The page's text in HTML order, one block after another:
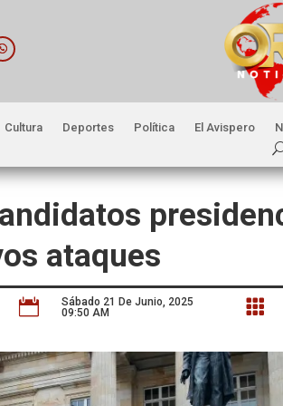
Cultura Deportes Política El Avispero
ataques

Sábado 21 De Junio, 2025
09:50 AM
